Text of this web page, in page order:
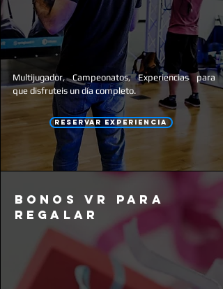
Multijugador, Campeonatos, Experiencias para
que disfruteis un día completo.
RESERVAR EXPERIENCIA
bonos vr para
regalar